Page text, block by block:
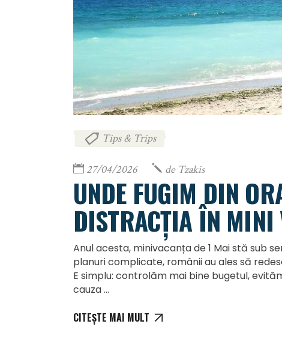
Tips & Trips
27/04/2026 de Tzakis
UNDE FUGIM DIN
DISTRACȚIA ÎN MINI
Anul acesta, minivacanța de 1 Mai stă sub
planuri complicate, românii au ales să
E simplu: controlăm mai bine bugetul,
cauza
CITEȘTE MAI MULT